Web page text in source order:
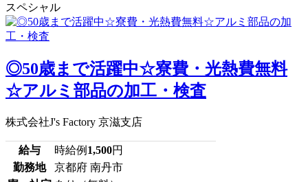
スペシャル
◎50歳まで活躍中☆寮費・光熱費無料
☆アルミ部品の加工・検査
株式会社J's Factory 京滋支店
給与 時給例 1,500円
勤務地
京都府 南丹市